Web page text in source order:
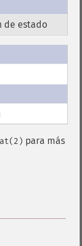
de estado
para más